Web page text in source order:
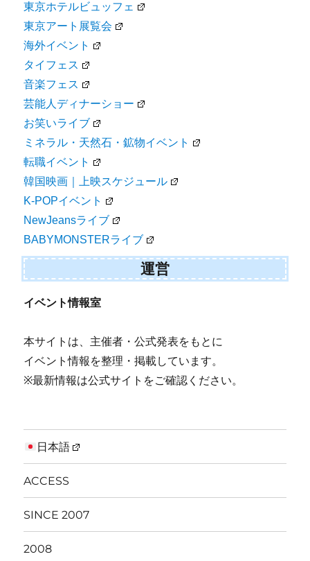
東京ホテルビュッフェ
東京アート展覧会
海外イベント
タイフェス
音楽フェス
芸能人ディナーショー
お笑いライブ
ミネラル・天然石・鉱物イベント
転職イベント
韓国映画｜上映スケジュール
K-POPイベント
NewJeansライブ
BABYMONSTERライブ
運営
イベント情報室
本サイトは、主催者・公式発表をもとに
イベント情報を整理・掲載しています。
※最新情報は公式サイトをご確認ください。
日本語
ACCESS
SINCE 2007
2008